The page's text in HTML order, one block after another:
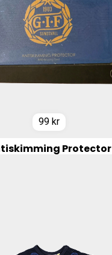
99 kr
Protector